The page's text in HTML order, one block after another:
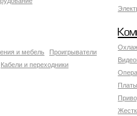
и мебель
Проигрыватели
Кабели и переходники